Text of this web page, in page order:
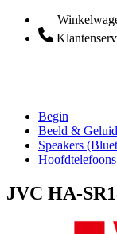
Begin
Beeld & Geluid
Speakers
JVC HA-